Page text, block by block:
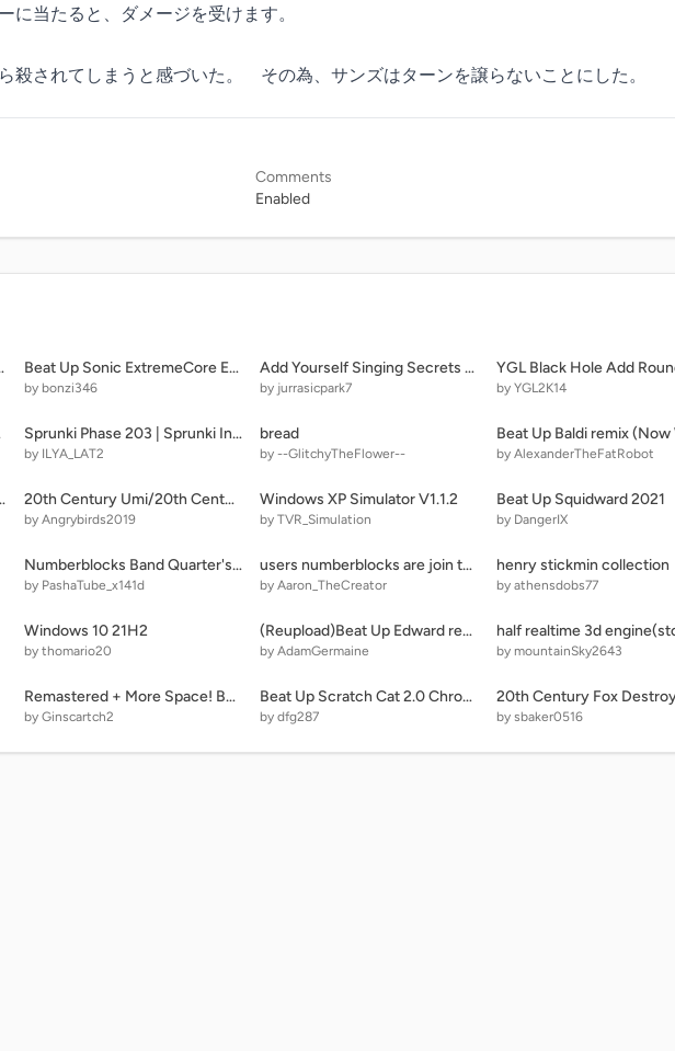
に当たると、ダメージを受けます。
殺されてしまうと感づいた。　その為、サンズはターンを譲らないことにした。
Comments
Enabled
accurate) Beat Up Sonic ExtremeCore Editon Super Many New Button remix remix
by bonzi346
Add Yourself Singing Secrets (Christmas special)
by jurrasicpark7
YGL Black Hole Add
by YGL2K14
1 Sprunki Phase 203 | Sprunki Incredibox remix
by ILYA_LAT2
bread
by --GlitchyTheFlower-- by AlexanderTheFatRobot
3 (221 Doors) 20th Century Umi/20th Century Peep logos (July 2017)
by Angrybirds2019
Windows XP Simulator V1.1.2
by TVR_Simulation
Beat Up Squidward 2021
by DangerIX
Numberblocks Band Quarter's 8
by PashaTube_x141d
users numberblocks are join the game
by Aaron_TheCreator
henry stickmin collection
by athensdobs77
Windows 10 21H2
by thomario20
(Reupload)Beat Up Edward remix
by AdamGermaine by mountainSky2643
Remastered + More Space! But More Outdated (V.18)
by Ginscartch2
Beat Up Scratch Cat 2.0 Chromebook Edition
by dfg287
20th Century Fox
by sbaker0516